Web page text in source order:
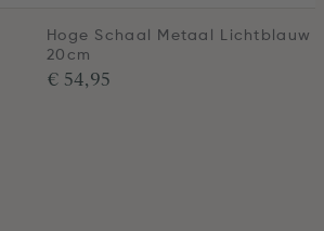
Hoge Schaal Metaal Lichtblauw
20cm
€ 54,95